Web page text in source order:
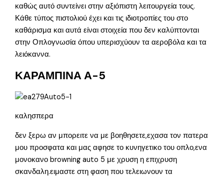
καθώς αυτό συντείνει στην αξιόπιστη λειτουργεία τους.
Κάθε τύπος πιστολιού έχει και τις ιδιοτροπίες του στο
καθάρισμα και αυτά είναι στοιχεία που δεν καλύπτονται
στην Οπλογνωσία όπου υπερισχύουν τα αεροβόλα και τα
λειόκαννα.
ΚΑΡΑΜΠΙΝΑ Α-5
καλησπερα
δεν ξερω αν μπορειτε να με βοηθησετε,εχασα τον πατερα
μου προσφατα και μας αφησε το κυνηγετικο του οπλο,ενα
μονοκανο browning auto 5 με χρυση η επιχρυση
σκανδαλη.ειμαστε στη φαση που τελειωνουν τα